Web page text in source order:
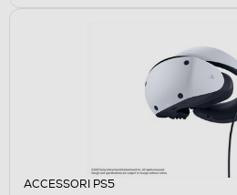
ACCESSORI PS5